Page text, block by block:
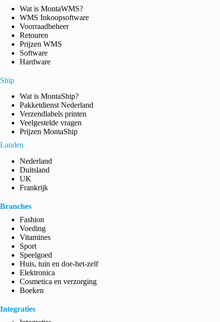
Wat is MontaWMS?
WMS Inkoopsoftware
Voorraadbeheer
Retouren
Prijzen WMS
Software
Hardware
Ship
Wat is MontaShip?
Pakketdienst Nederland
Verzendlabels printen
Veelgestelde vragen
Prijzen MontaShip
Landen
Nederland
Duitsland
UK
Frankrijk
Branches
Fashion
Voeding
Vitamines
Sport
Speelgoed
Huis, tuin en doe-het-zelf
Elektronica
Cosmetica en verzorging
Boeken
Integraties